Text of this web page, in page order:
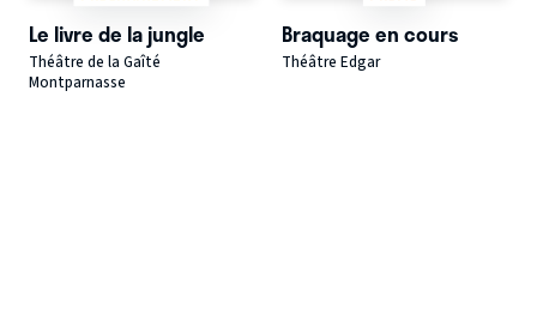
Le livre de la jungle
Théâtre de la Gaîté
Montparnasse
Braquage en cours
Théâtre Edgar